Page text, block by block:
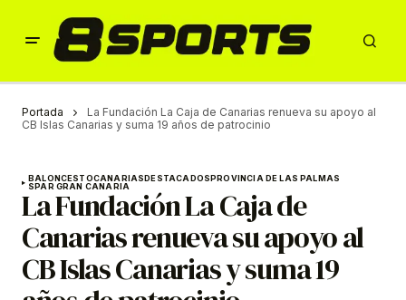
Portada
La Fundación La Caja de Canarias renueva su apoyo al
CB Islas Canarias y suma 19 años de patrocinio
BALONCESTOCANARIASDESTACADOSPROVINCIA DE LAS PALMAS
SPAR GRAN CANARIA
La Fundación La Caja de
Canarias renueva su apoyo al
CB Islas Canarias y suma 19